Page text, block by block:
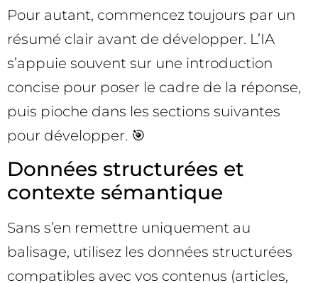
Pour autant, commencez toujours par un
résumé clair avant de développer. L’IA
s’appuie souvent sur une introduction
concise pour poser le cadre de la réponse,
puis pioche dans les sections suivantes
pour développer. 🎯
Données structurées et
contexte sémantique
Sans s’en remettre uniquement au
balisage, utilisez les données structurées
compatibles avec vos contenus (articles,